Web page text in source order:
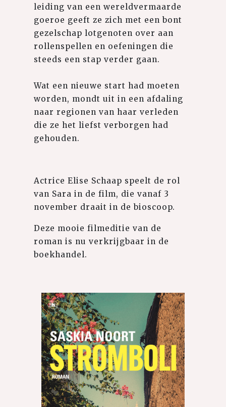
leiding van een wereldvermaarde
goeroe geeft ze zich met een bont
gezelschap lotgenoten over aan
rollenspellen en oefeningen die
steeds een stap verder gaan.
Wat een nieuwe start had moeten
worden, mondt uit in een afdaling
naar regionen van haar verleden
die ze het liefst verborgen had
gehouden.
Actrice Elise Schaap speelt de rol
van Sara in de film, die vanaf 3
november draait in de bioscoop.
Deze mooie filmeditie van de
roman is nu verkrijgbaar in de
boekhandel.